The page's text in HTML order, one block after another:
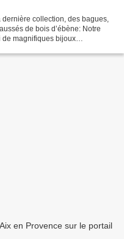
collection, des bagues,
de bois d’ébène: Notre
de magnifiques bijoux
en Provence sur le portail